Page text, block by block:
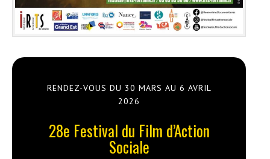
RENDEZ-VOUS DU 30 MARS AU 6 AVRIL
2026
28e Festival du Film d’Action
Sociale